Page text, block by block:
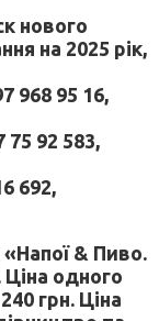
нового
на 2025 рік,
968 95 16,
75 92 583,
692,
& Пиво.
Ціна одного
грн. Ціна